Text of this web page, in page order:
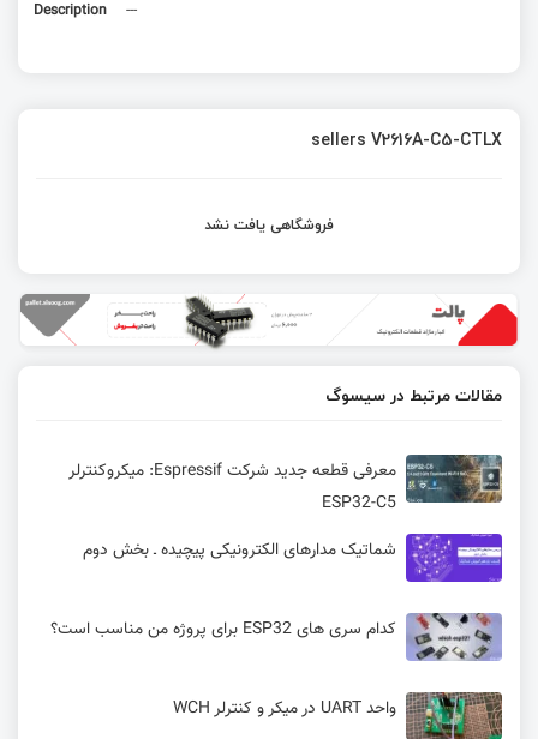
Description ---
sellers V2616A-C5-CTLX
فروشگاهی یافت نشد
مقالات مرتبط در سیسوگ
معرفی قطعه جدید شرکت Espressif: میکروکنترلر
ESP32-C5
شماتیک مدارهای الکترونیکی پیچیده ـ بخش دوم
کدام سری های ESP32 برای پروژه من مناسب است؟
واحد UART در میکر و کنترلر WCH